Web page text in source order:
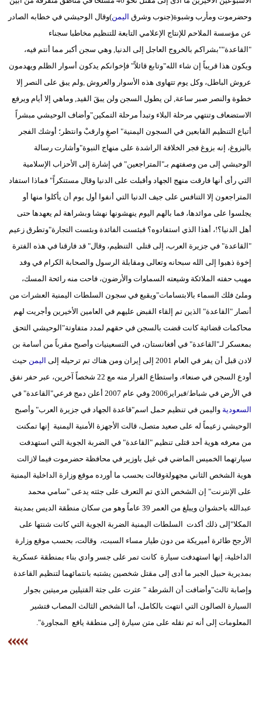
وحضرموت ومأرب وشبوة(جنوب وشرق اليمن)وقال الوحيشي في خطابه الصادر
عن مؤسسة الملاحم للإنتاج الإعلامي التابعة للتنظيم مخاطبا سجناء
"القاعدة""بشراكم بالخروج العاجل إلى الدنيا, وهي سجن أكبر مما أنتم فيه،
ويكون هذا قريباً إن شاء الله"وتابع قائلاً" فإخوانكم يدكون أسوار الظلم ويهدمون
عروش الباطل، وكل يوم تتهاوى هذه الأسوار والعروش ,ولم يبق على النصر إلا
خطوة والنصر صبر ساعة, لن يطول السجن ولن يبقَ القيد, وماهي إلا أيام ويرفع
الاستضعاف وتنتهي مرحلة البلاء وتبدأ مرحلة التمكين"وأضاف الوحيشي مبشراً
أتباع التنظيم القابعين في السجون اليمنية" اصغِ وارقبْ وانتظر؛ أوشك الفجر
بالبزوغ، إنه بزوغ فجر الخلافة الراشدة على منهاج النبوة"وأشارت رسالة
الوحيشي إلى من وصفتهم بـ"المتراجعين" في إشارة إلى الأحزاب الإسلامية
التي رأى أنها فارقت منهج الجهاد وأقبلت على الدنيا وقال مستنكراً" فماذا استفاد
المتراجعون إلا التنافس على جيف الدنيا التي أنفوا أول يوم أن يأكلوا منها أو
يجلسوا على موائدها، فما بالهم اليوم ينهشونها نهشا وبشراهة لم يعهدها حتى
أهل الدنيا؟!، أهذا الذي استفادوه؟ فبئست الفائدة وبئست التجارة"وتطرق زعيم
"القاعدة" في جزيرة العرب، إلى قتلى التنظيم، وقال" قد فارقنا في هذه الفترة
إخوة ذهبوا إلى الله سبحانه وتعالى ومقابلة الرسول والصحابة الكرام في وفد
مهيب حفته الملائكة وشيعته السماوات والأرضون، فاحت منه رائحة المسك،
وملئ فلك السماء بالابتسامات"ويقبع في سجون السلطات اليمنية العشرات من
أنصار "القاعدة" الذين تم إلقاء القبض عليهم في العامين الأخيرين وأجريت لهم
محاكمات قضائية كانت قضت بالسجن في حقهم لمدد متفاوتة"الوحيشي التحق
بمعسكر لـ"القاعدة" في أفغانستان، في التسعينيات وأصبح مقرباً من أسامة بن
لادن قبل أن يفر في العام 2001 إلى إيران ومن هناك تم ترحيله إلى
اليمن حيث
أودع السجن في صنعاء، واستطاع الفرار منه مع 22 شخصاً آخرين، عبر حفر نفق
في الأرض في شباط/فبراير2006 وفي عام 2007 أعلن دمج فرعي"القاعدة" في
السعودية واليمن في تنظيم حمل اسم"قاعدة الجهاد في جزيرة العرب" وأصبح
الوحيشي زعيماً له على صعيد متصل، قالت الأجهزة الأمنية اليمنية إنها تمكنت
من معرفه هوية أحد قتلى تنظيم "القاعدة" في الضربة الجوية التي استهدفت
سيارتهما الخميس الماضي في غيل باوزير في محافظة حضرموت فيما لازالت
هوية الشخص الثاني مجهولةوقالت بحسب ما أورده موقع وزارة الداخلية اليمنية
على الإنترنت" إن الشخص الذي تم التعرف على جثته يدعى "سامي محمد
عبدالله باحشوان ويبلغ من العمر 39 عاماً وهو من سكان منطقة الديس بمدينة
المكلا"إلى ذلك أكدت السلطات اليمنية الضربة الجوية التي كانت شنتها على
الأرجح طائرة أميريكة من دون طيار مساء السبت، وقالت، بحسب موقع وزارة
الداخلية، إنها استهدفت سيارة كانت تمر على جسر وادي بناء بمنطقة عسكرية
بمديرية حبيل الجبر ما أدى إلى مقتل شخصين يشتبه بانتمائهما لتنظيم القاعدة
وإصابة ثالث"وأضافت أن الشرطة " عثرت على جثة القتيلين مرميتين بجوار
السيارة الصالون التي انتهت بالكامل، أما الشخص الثالث المصاب فتشير
المعلومات إلى أنه تم نقله على متن سيارة إلى منطقة يافع المجاورة".